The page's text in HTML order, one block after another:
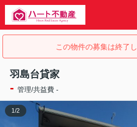
この物件の募集は終了し
羽島台貸家
- 管理/共益費 -
1 /2